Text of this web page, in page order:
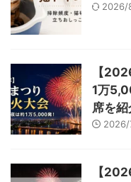
2026/
【
1万
席を紹
【